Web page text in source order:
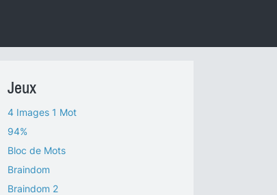
Jeux
4 Images 1 Mot
94%
Bloc de Mots
Braindom
Braindom 2